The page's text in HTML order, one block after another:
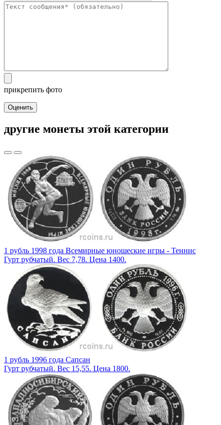
прикрепить фото
Оценить
другие монеты этой категории
1 рубль 1998 года Всемирные юношеские игры - Теннис
Гурт рубчатый. Вес 7,78. Цена 1400.
1 рубль 1996 года Сапсан
Гурт рубчатый. Вес 15,55. Цена 1800.